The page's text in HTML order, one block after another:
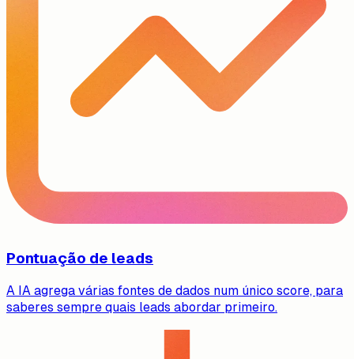
Pontuação de leads
A IA agrega várias fontes de dados num único score, para
saberes sempre quais leads abordar primeiro.